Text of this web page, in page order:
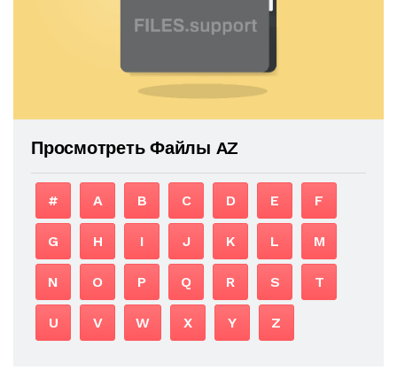
Просмотреть Файлы AZ
# A B C D E F
G H I J K L M
N O P Q R S T
U V W X Y Z